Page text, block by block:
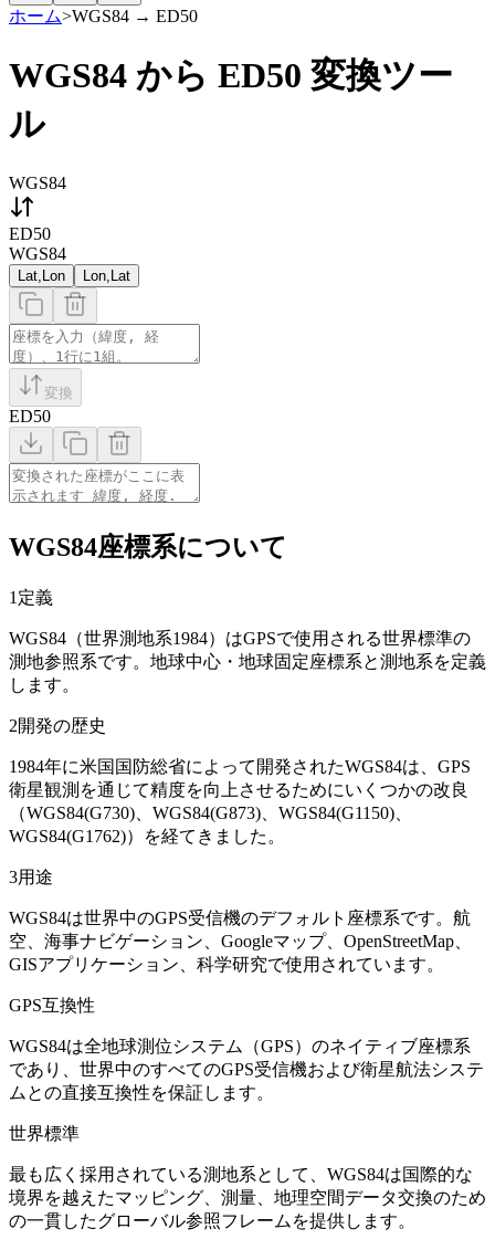
ホーム>WGS84 → ED50
WGS84 から ED50 変換ツー
ル
WGS84
ED50
WGS84
Lat,Lon Lon,Lat
変換
ED50
WGS84座標系について
1 定義
WGS84（世界測地系1984）はGPSで使用される世界標準の
測地参照系です。地球中心・地球固定座標系と測地系を定義
します。
2開発の歴史
1984年に米国国防総省によって開発されたWGS84は、GPS
衛星観測を通じて精度を向上させるためにいくつかの改良
（WGS84(G730)、WGS84(G873)、WGS84(G1150)、
WGS84(G1762)）を経てきました。
3用途
WGS84は世界中のGPS受信機のデフォルト座標系です。航
空、海事ナビゲーション、Googleマップ、OpenStreetMap、
GISアプリケーション、科学研究で使用されています。
GPS互換性
WGS84は全地球測位システム（GPS）のネイティブ座標系
であり、世界中のすべてのGPS受信機および衛星航法システ
ムとの直接互換性を保証します。
世界標準
最も広く採用されている測地系として、WGS84は国際的な
境界を越えたマッピング、測量、地理空間データ交換のため
の一貫したグローバル参照フレームを提供します。